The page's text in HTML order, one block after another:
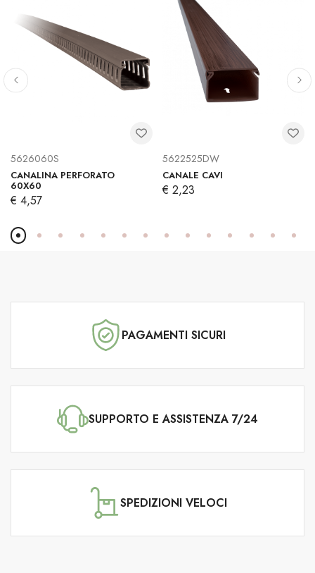
5626060S
CANALINA PERFORATO
60X60
€ 4,57
5622525DW
CANALE CAVI
€ 2,23
PAGAMENTI SICURI
SUPPORTO E ASSISTENZA 7/24
SPEDIZIONI VELOCI